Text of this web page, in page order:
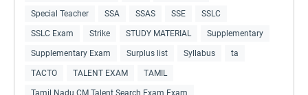
Special Teacher SSA SSAS SSE SSLC
SSLC Exam Strike STUDY MATERIAL Supplementary
Supplementary Exam Surplus list Syllabus ta
TACTO TALENT EXAM TAMIL
Tamil Nadu CM Talent Search Exam Exam